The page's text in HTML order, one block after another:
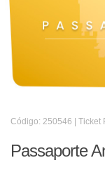
Código: 250546 | Ticket
Passaporte